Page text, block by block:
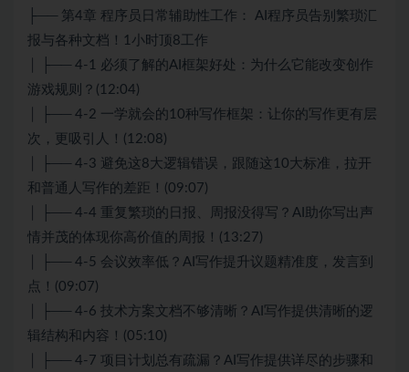
├── 第4章 程序员日常辅助性工作： AI程序员告别繁琐汇
报与各种文档！1小时顶8工作
│ ├── 4-1 必须了解的AI框架好处：为什么它能改变创作
游戏规则？(12:04)
│ ├── 4-2 一学就会的10种写作框架：让你的写作更有层
次，更吸引人！(12:08)
│ ├── 4-3 避免这8大逻辑错误，跟随这10大标准，拉开
和普通人写作的差距！(09:07)
│ ├── 4-4 重复繁琐的日报、周报没得写？AI助你写出声
情并茂的体现你高价值的周报！(13:27)
│ ├── 4-5 会议效率低？AI写作提升议题精准度，发言到
点！(09:07)
│ ├── 4-6 技术方案文档不够清晰？AI写作提供清晰的逻
辑结构和内容！(05:10)
│ ├── 4-7 项目计划总有疏漏？AI写作提供详尽的步骤和